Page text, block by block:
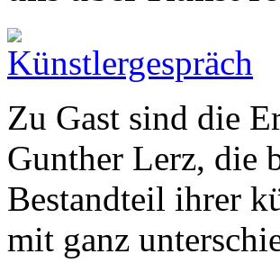
Zu Gast sind die
Gunther Lerz, die
Bestandteil ihrer
mit ganz